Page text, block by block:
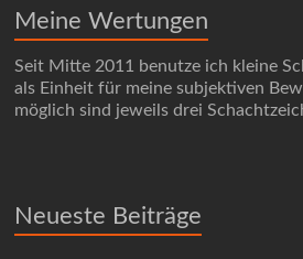
Meine Wertungen
Seit Mitte 2011 benutze ich kleine
als Einheit für meine subjektiven
möglich sind jeweils drei
Neueste Beiträge